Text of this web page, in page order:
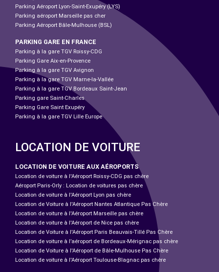
Parking Aéroport Lyon-Saint-Exupéry (LYS)
Parking aéroport Marseille pas cher
Parking Aéroport Bâle-Mulhouse (BSL)
PARKING GARE EN FRANCE
Parking à la gare TGV Roissy-CDG
Parking Gare Aix-en-Provence
Parking à la gare TGV Avignon
Parking à la gare TGV Marne-la-Vallée
Parking à la gare TGV Bordeaux Saint-Jean
Parking gare Saint-Charles
Parking Gare Saint Exupéry
Parking à la gare TGV Lille Europe
LOCATION DE VOITURE
LOCATION DE VOITURE AUX AÉROPORTS
Location de voiture à l'Aéroport Roissy-CDG pas chère
Aéroport Paris-Orly : Location de voitures pas chère
Location de voiture à l'Aéroport Lyon pas chère
Location de Voiture à l'Aéroport Nantes Atlantique Pas Chère
Location de voiture à l'Aéroport Marseille pas chère
Location de voiture à l'Aéroport de Nice pas chère
Location de Voiture à l'Aéroport Paris Beauvais-Tillé Pas Chère
Location de voiture à l’aéroport de Bordeaux-Mérignac pas chère
Location de Voiture à l'Aéroport de Bâle-Mulhouse Pas Chère
Location de voiture à l'Aéroport Toulouse-Blagnac pas chère